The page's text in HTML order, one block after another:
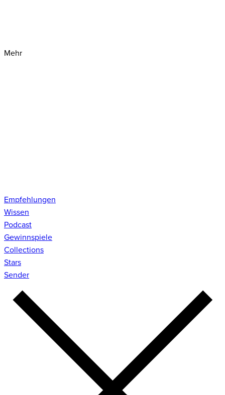
Mehr
Empfehlungen
Wissen
Podcast
Gewinnspiele
Collections
Stars
Sender